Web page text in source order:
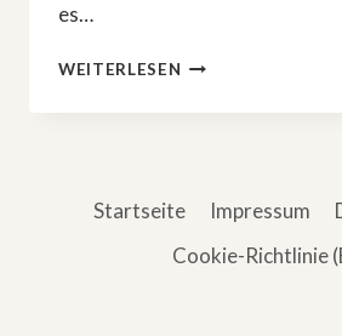
es…
WEITERLESEN »DIE
–
ERSTE
Startseite Impressum
Cookie-Richtlinie